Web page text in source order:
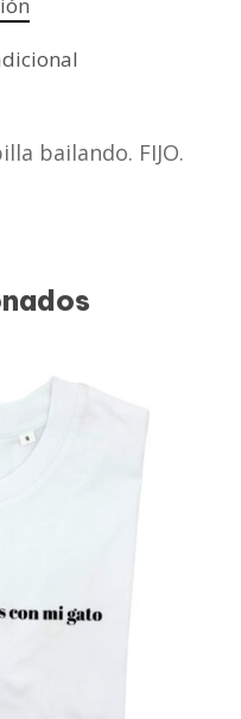
bailando. FIJO.